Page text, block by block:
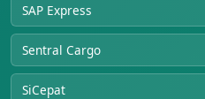
SAP Express
Sentral Cargo
SiCepat